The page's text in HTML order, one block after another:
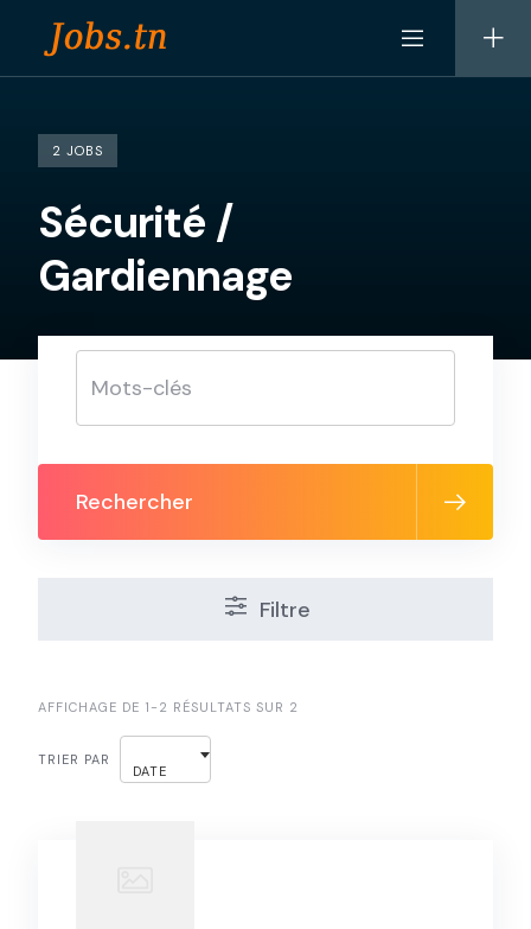
2 JOBS
Sécurité /
Gardiennage
Rechercher
Filtre
AFFICHAGE DE 1-2 RÉSULTATS SUR 2
TRIER PAR
DATE